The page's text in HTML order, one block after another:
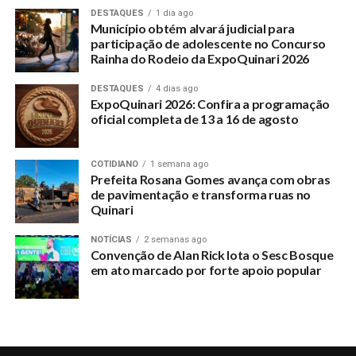
entre crianças e adolescências.
A Secretária Márcia Silva enfatizou o planejamento do
PROERD. “Temos uma agenda e material especifico onde o
cabo Souza Neto vai realizar esse trabalho em nossas
escolas, sempre trabalhando a prevenção, e educando para
danos futuros”, relatou a gestora.
O capitão Cristian da Polícia Militar do Acre também
enfatizou a parceria. “Já agradecemos essa parceria que
com certeza, vai contribuir para redução de violência,
conscientizar sobre as drogas e violência, para nós da
Polícia Militar é motivo de orgulho”, disse.
Da Redação do Portal Quinari com informações da SEMED
DESTAQUES 1 dia ago
Município obtém alvará judicial para
participação de adolescente no Concurso
Rainha do Rodeio da ExpoQuinari 2026
DESTAQUES 4 dias ago
ExpoQuinari 2026: Confira a programação
oficial completa de 13 a 16 de agosto
COTIDIANO 1 semana ago
Prefeita Rosana Gomes avança com obras
de pavimentação e transforma ruas no
Quinari
NOTÍCIAS 2 semanas ago
Convenção de Alan Rick lota o Sesc Bosque
em ato marcado por forte apoio popular